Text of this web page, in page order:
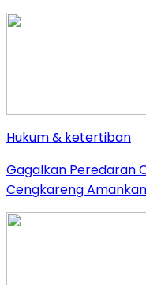
Hukum & ketertiban
Gagalkan Peredaran
Cengkareng